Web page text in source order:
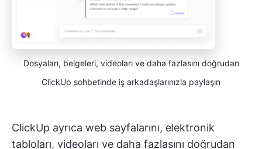
Dosyaları, belgeleri, videoları ve daha fazlasını doğrudan
ClickUp sohbetinde iş arkadaşlarınızla paylaşın
ClickUp ayrıca web sayfalarını, elektronik
tabloları, videoları ve daha fazlasını doğrudan